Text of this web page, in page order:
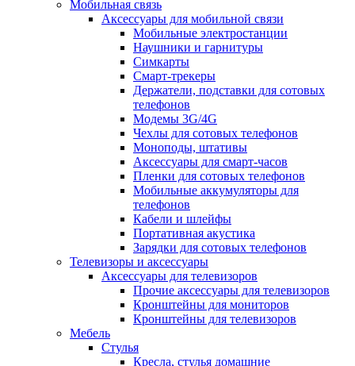
Мобильная связь
Аксессуары для мобильной связи
Мобильные электростанции
Наушники и гарнитуры
Симкарты
Смарт-трекеры
Держатели, подставки для сотовых
телефонов
Модемы 3G/4G
Чехлы для сотовых телефонов
Моноподы, штативы
Аксессуары для смарт-часов
Пленки для сотовых телефонов
Мобильные аккумуляторы для
телефонов
Кабели и шлейфы
Портативная акустика
Зарядки для сотовых телефонов
Телевизоры и аксессуары
Аксессуары для телевизоров
Прочие аксессуары для телевизоров
Кронштейны для мониторов
Кронштейны для телевизоров
Мебель
Стулья
Кресла, стулья домашние